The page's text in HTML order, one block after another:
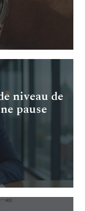
niveau de
pause